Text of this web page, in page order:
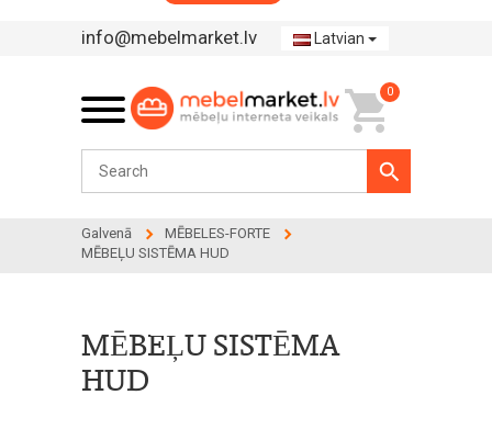
info@mebelmarket.lv Latvian
0
Galvenā
MĒBELES-FORTE
MĒBEĻU SISTĒMA HUD
MĒBEĻU SISTĒMA
HUD